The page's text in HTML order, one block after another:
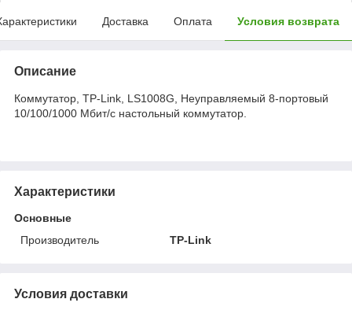
Доставка Оплата Условия возврата
Описание
Коммутатор, TP-Link, LS1008G, Неуправляемый 8-портовый
10/100/1000 Мбит/с настольный коммутатор.
Характеристики
Основные
Производитель
TP-Link
Условия доставки